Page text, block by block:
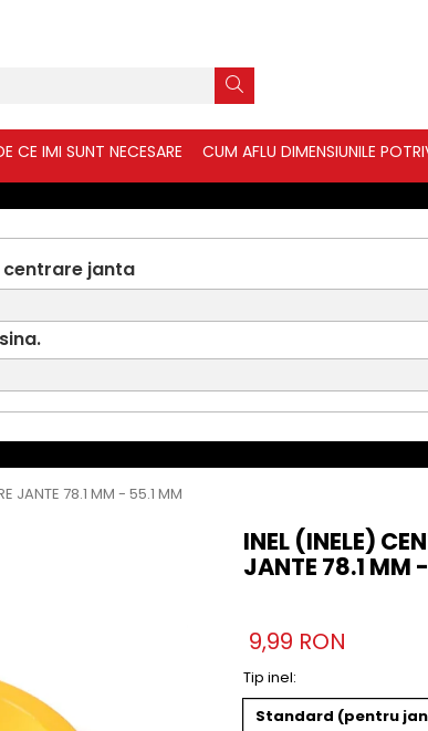
CE IMI SUNT NECESARE CUM AFLU DIMENSIUNILE
centrare janta
JANTE 78.1 MM - 55.1 MM
INEL (INELE)
JANTE 78.1 MM
9,99 RON
Tip inel:
Standard (pentru